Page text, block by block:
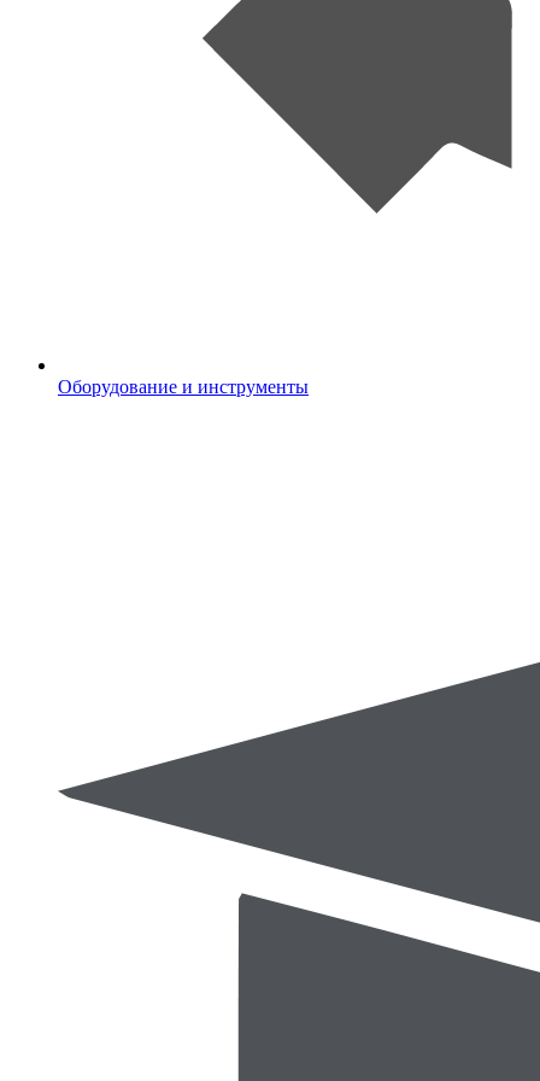
Оборудование и инструменты